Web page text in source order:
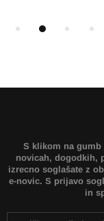
S klikom na gumb
novicah, dogodkih,
izrecno soglašate z
e-novic. S prijavo
in